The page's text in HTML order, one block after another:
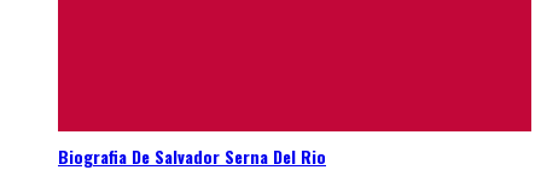
Biografia De Salvador Serna Del Rio